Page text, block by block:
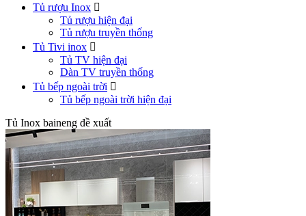
Tủ rượu Inox 
Tủ rượu hiện đại
Tủ rượu truyền thống
Tủ Tivi inox 
Tủ TV hiện đại
Dàn TV truyền thống
Tủ bếp ngoài trời 
Tủ bếp ngoài trời hiện đại
Tủ Inox baineng đề xuất